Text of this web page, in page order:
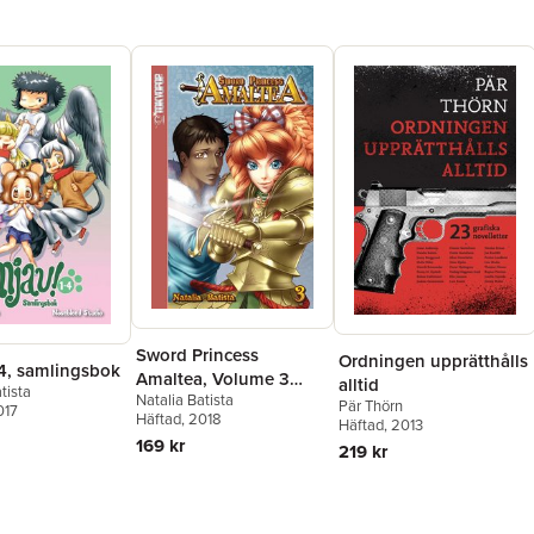
samlingsbok
Sword Princess
Amaltea, Volume 3
(English)
Natalia Batista
Häftad, 2018
169 kr
Ordningen upprätthålls
alltid
Pär Thörn
Häftad, 2013
219 kr